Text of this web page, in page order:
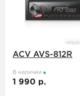
ACV AVS-812R
В наличии
1 990 р.